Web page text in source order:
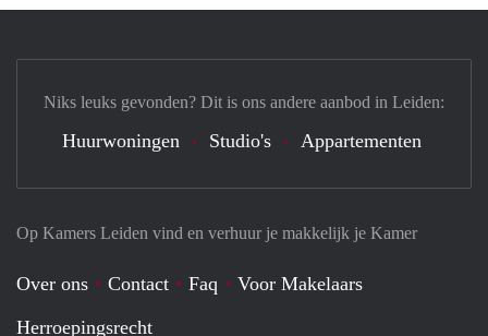
Op Kamers Leiden vind en verhuur je makkelijk je Kamer
Over ons Contact Faq
Voor Makelaars
Herroepingsrecht
Niks leuks gevonden? Dit is ons andere aanbod in Leiden:
Huurwoningen Studio's Appartementen